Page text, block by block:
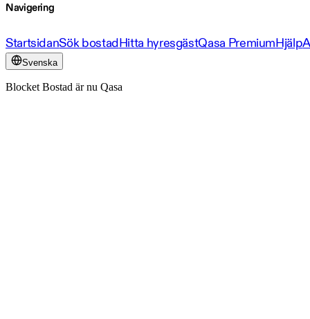
Navigering
StartsidanSök bostadHitta hyresgästQasa PremiumHjälp
Svenska
Blocket Bostad är nu Qasa